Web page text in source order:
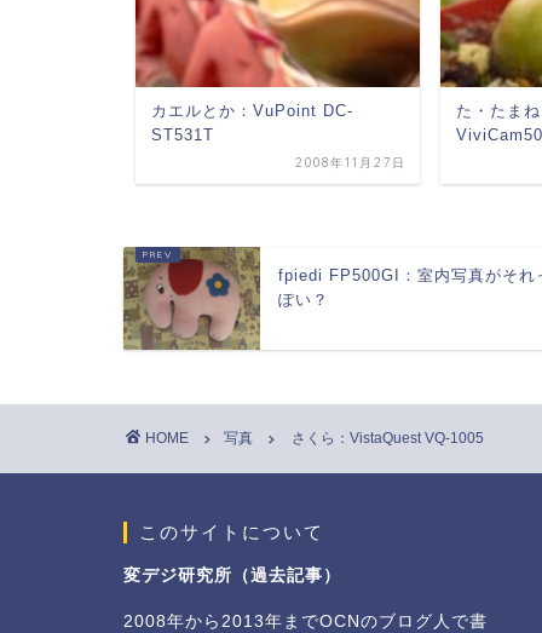
カエルとか：VuPoint DC-
ST531T
2008年11月27日
た・たま
fpiedi FP500GI：室内写真がそれ
ぽい？
HOME 写真 さくら：VistaQuest VQ-1005
このサイトについて
変デジ研究所（過去記事）
2008年から2013年までOCNのブログ人で書